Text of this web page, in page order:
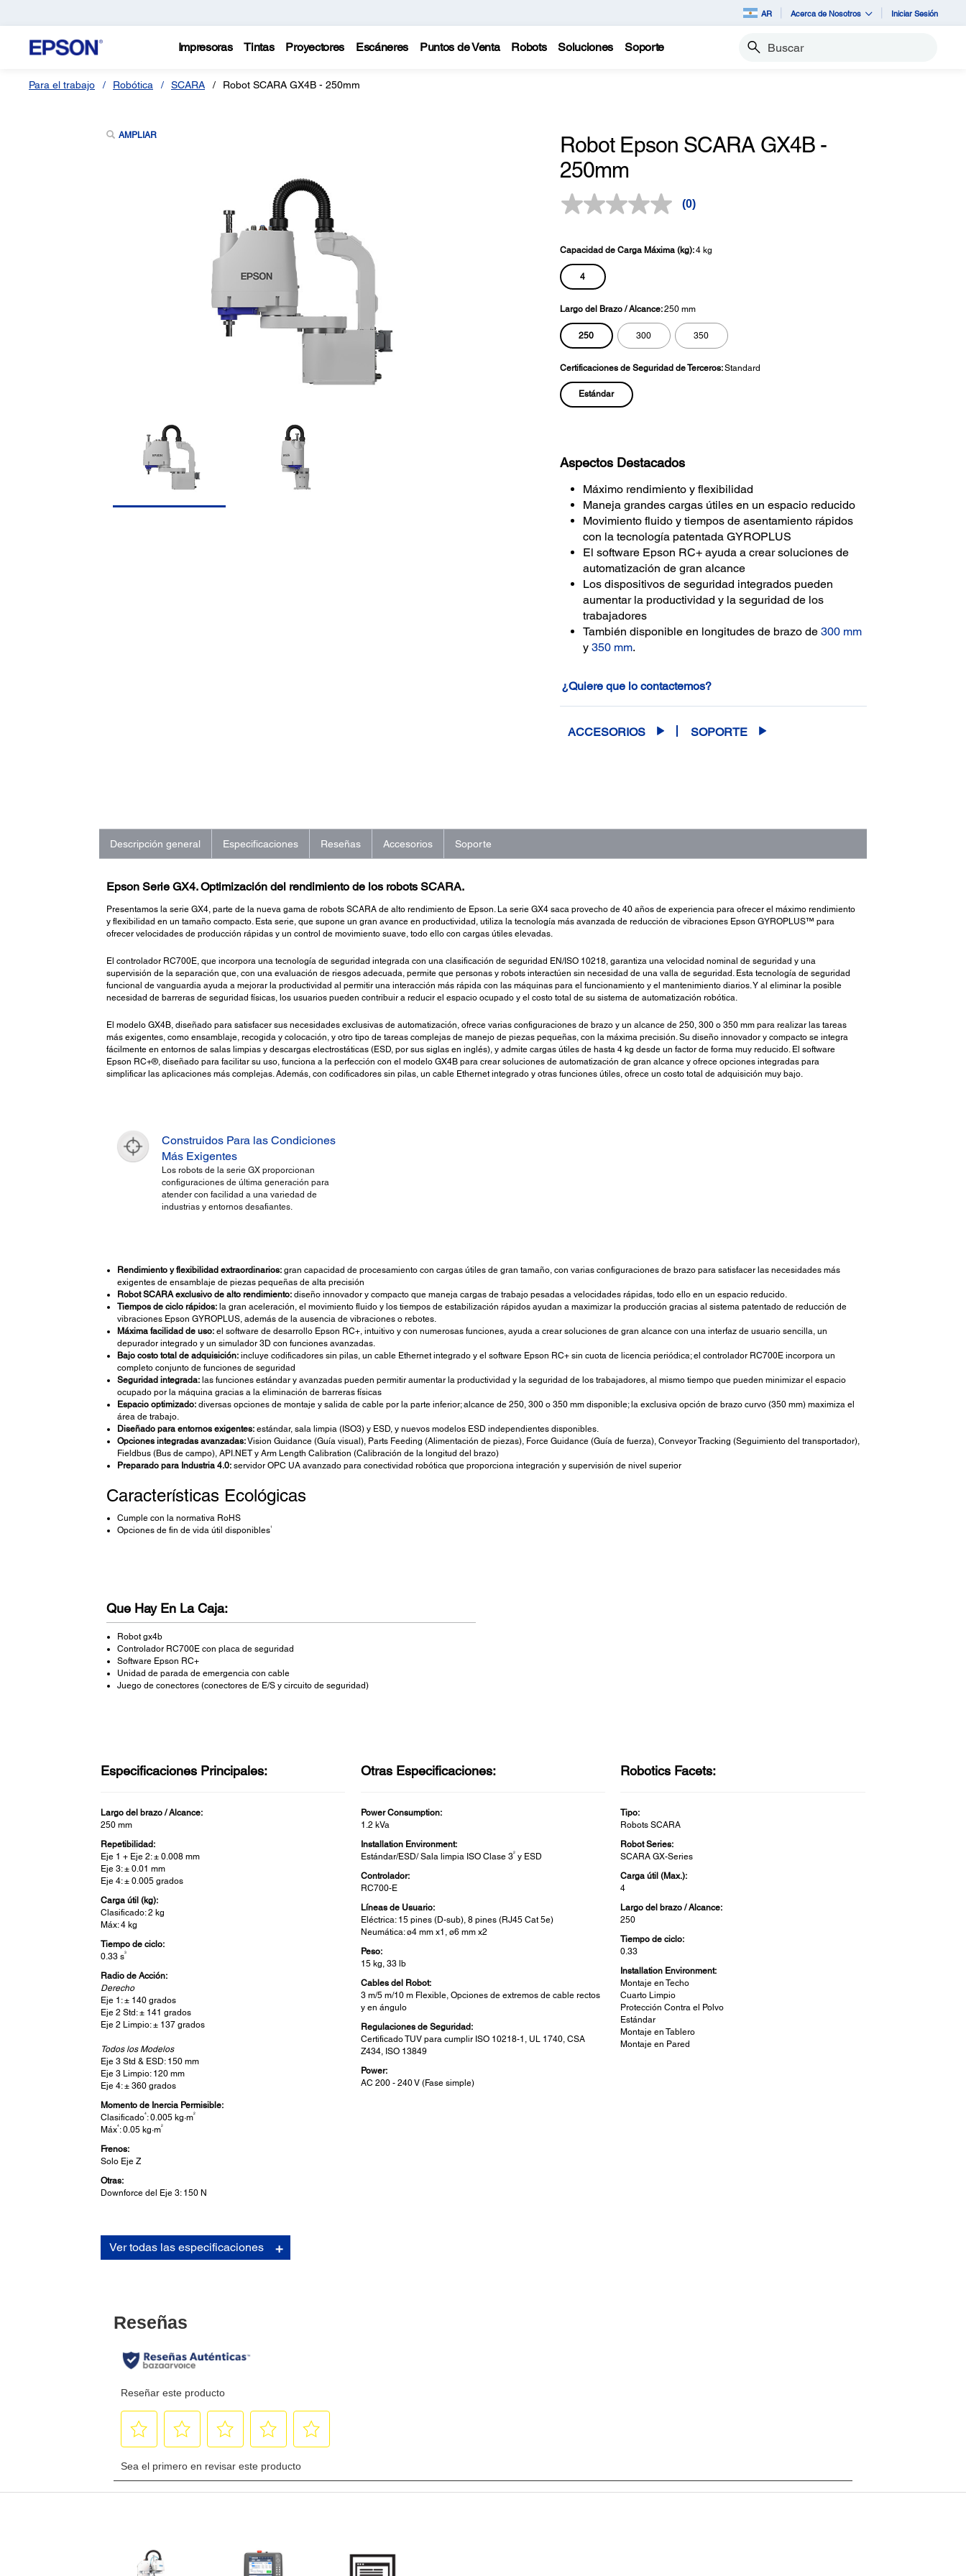
AR Acerca de Nosotros Iniciar Sesión
Impresoras Tintas Proyectores Escáneres Puntos de Venta Robots Soluciones Soporte Buscar
Para el trabajo Robótica SCARA Robot SCARA GX4B - 250mm
AMPLIAR
Robot Epson SCARA GX4B -
250mm
Sin
en
la
(0)
Capacidad de Carga Máxima (kg):4 kg
4
Largo del Brazo / Alcance:250 mm
250 300 350
Certificaciones de Seguridad de Terceros:Standard
Estándar
Aspectos Destacados
Máximo rendimiento y flexibilidad
Maneja grandes cargas útiles en un espacio reducido
Movimiento fluido y tiempos de asentamiento rápidos
con la tecnología patentada GYROPLUS
El software Epson RC+ ayuda a crear soluciones de
automatización de gran alcance
Los dispositivos de seguridad integrados pueden
aumentar la productividad y la seguridad de los
trabajadores
También disponible en longitudes de brazo de 300 mm
y 350 mm.
¿Quiere que lo contactemos?
ACCESORIOS SOPORTE
Descripción general Especificaciones Reseñas Accesorios Soporte
Epson Serie GX4. Optimización del rendimiento de los robots SCARA.
Presentamos la serie GX4, parte de la nueva gama de robots SCARA de alto rendimiento de Epson. La serie GX4 saca provecho de 40 años de experiencia para ofrecer el máximo rendimiento
y flexibilidad en un tamaño compacto. Esta serie, que supone un gran avance en productividad, utiliza la tecnología más avanzada de reducción de vibraciones Epson GYROPLUS™ para
ofrecer velocidades de producción rápidas y un control de movimiento suave, todo ello con cargas útiles elevadas.
El controlador RC700E, que incorpora una tecnología de seguridad integrada con una clasificación de seguridad EN/ISO 10218, garantiza una velocidad nominal de seguridad y una
supervisión de la separación que, con una evaluación de riesgos adecuada, permite que personas y robots interactúen sin necesidad de una valla de seguridad. Esta tecnología de seguridad
funcional de vanguardia ayuda a mejorar la productividad al permitir una interacción más rápida con las máquinas para el funcionamiento y el mantenimiento diarios. Y al eliminar la posible
necesidad de barreras de seguridad físicas, los usuarios pueden contribuir a reducir el espacio ocupado y el costo total de su sistema de automatización robótica.
El modelo GX4B, diseñado para satisfacer sus necesidades exclusivas de automatización, ofrece varias configuraciones de brazo y un alcance de 250, 300 o 350 mm para realizar las tareas
más exigentes, como ensamblaje, recogida y colocación, y otro tipo de tareas complejas de manejo de piezas pequeñas, con la máxima precisión. Su diseño innovador y compacto se integra
fácilmente en entornos de salas limpias y descargas electrostáticas (ESD, por sus siglas en inglés), y admite cargas útiles de hasta 4 kg desde un factor de forma muy reducido. El software
Epson RC+®, diseñado para facilitar su uso, funciona a la perfección con el modelo GX4B para crear soluciones de automatización de gran alcance y ofrece opciones integradas para
simplificar las aplicaciones más complejas. Además, con codificadores sin pilas, un cable Ethernet integrado y otras funciones útiles, ofrece un costo total de adquisición muy bajo.
Construidos Para las Condiciones
Más Exigentes
Los robots de la serie GX proporcionan
configuraciones de última generación para
atender con facilidad a una variedad de
industrias y entornos desafiantes.
Rendimiento y flexibilidad extraordinarios:gran capacidad de procesamiento con cargas útiles de gran tamaño, con varias configuraciones de brazo para satisfacer las necesidades más
exigentes de ensamblaje de piezas pequeñas de alta precisión
Robot SCARA exclusivo de alto rendimiento:diseño innovador y compacto que maneja cargas de trabajo pesadas a velocidades rápidas, todo ello en un espacio reducido.
Tiempos de ciclo rápidos:la gran aceleración, el movimiento fluido y los tiempos de estabilización rápidos ayudan a maximizar la producción gracias al sistema patentado de reducción de
vibraciones Epson GYROPLUS, además de la ausencia de vibraciones o rebotes.
Máxima facilidad de uso:el software de desarrollo Epson RC+, intuitivo y con numerosas funciones, ayuda a crear soluciones de gran alcance con una interfaz de usuario sencilla, un
depurador integrado y un simulador 3D con funciones avanzadas.
Bajo costo total de adquisición:incluye codificadores sin pilas, un cable Ethernet integrado y el software Epson RC+ sin cuota de licencia periódica; el controlador RC700E incorpora un
completo conjunto de funciones de seguridad
Seguridad integrada:las funciones estándar y avanzadas pueden permitir aumentar la productividad y la seguridad de los trabajadores, al mismo tiempo que pueden minimizar el espacio
ocupado por la máquina gracias a la eliminación de barreras físicas
Espacio optimizado:diversas opciones de montaje y salida de cable por la parte inferior; alcance de 250, 300 o 350 mm disponible; la exclusiva opción de brazo curvo (350 mm) maximiza el
área de trabajo.
Diseñado para entornos exigentes:estándar, sala limpia (ISO3) y ESD, y nuevos modelos ESD independientes disponibles.
Opciones integradas avanzadas:Vision Guidance (Guía visual), Parts Feeding (Alimentación de piezas), Force Guidance (Guía de fuerza), Conveyor Tracking (Seguimiento del transportador),
Fieldbus (Bus de campo), API.NET y Arm Length Calibration (Calibración de la longitud del brazo)
Preparado para Industria 4.0:servidor OPC UA avanzado para conectividad robótica que proporciona integración y supervisión de nivel superior
Características Ecológicas
Cumple con la normativa RoHS
Opciones de fin de vida útil disponibles1
Que Hay En La Caja:
Robot gx4b
Controlador RC700E con placa de seguridad
Software Epson RC+
Unidad de parada de emergencia con cable
Juego de conectores (conectores de E/S y circuito de seguridad)
Especificaciones Principales:
Largo del brazo / Alcance:
250 mm
Repetibilidad:
Eje 1 + Eje 2: ± 0.008 mm
Eje 3: ± 0.01 mm
Eje 4: ± 0.005 grados
Carga útil (kg):
Clasificado: 2 kg
Máx: 4 kg
Tiempo de ciclo:
0.33 s3
Radio de Acción:
Derecho
Eje 1: ± 140 grados
Eje 2 Std: ± 141 grados
Eje 2 Limpio: ± 137 grados
Todos los Modelos
Eje 3 Std & ESD: 150 mm
Eje 3 Limpio: 120 mm
Eje 4: ± 360 grados
Momento de Inercia Permisible:
Clasificado4 : 0.005 kg·m2
Máx4 : 0.05 kg·m2
Frenos:
Solo Eje Z
Otras:
Downforce del Eje 3: 150 N
Otras Especificaciones:
Power Consumption:
1.2 kVa
Installation Environment:
Estándar/ESD/ Sala limpia ISO Clase 32y ESD
Controlador:
RC700-E
Líneas de Usuario:
Eléctrica: 15 pines (D-sub), 8 pines (RJ45 Cat 5e)
Neumática: ø4 mm x1, ø6 mm x2
Peso:
15 kg, 33 lb
Cables del Robot:
3 m/5 m/10 m Flexible, Opciones de extremos de cable rectos
y en ángulo
Regulaciones de Seguridad:
Certificado TUV para cumplir ISO 10218-1, UL 1740, CSA
Z434, ISO 13849
Power:
AC 200 - 240 V (Fase simple)
Robotics Facets:
Tipo:
Robots SCARA
Robot Series:
SCARA GX-Series
Carga útil (Max.):
4
Largo del brazo / Alcance:
250
Tiempo de ciclo:
0.33
Installation Environment:
Montaje en Techo
Cuarto Limpio
Protección Contra el Polvo
Estándar
Montaje en Tablero
Montaje en Pared
Ver todas las especificaciones